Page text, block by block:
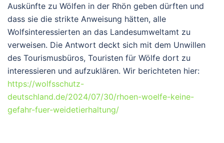
Auskünfte zu Wölfen in der Rhön geben dürften und
dass sie die strikte Anweisung hätten, alle
Wolfsinteressierten an das Landesumweltamt zu
verweisen. Die Antwort deckt sich mit dem Unwillen
des Tourismusbüros, Touristen für Wölfe dort zu
interessieren und aufzuklären. Wir berichteten hier:
https://wolfsschutz-
deutschland.de/2024/07/30/rhoen-woelfe-keine-
gefahr-fuer-weidetierhaltung/